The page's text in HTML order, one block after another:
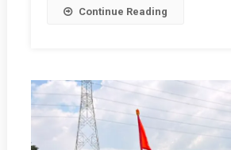
को,
Continue Reading